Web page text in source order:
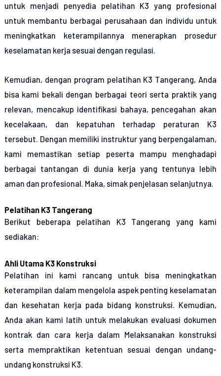
untuk menjadi penyedia pelatihan K3 yang profesional
untuk membantu berbagai perusahaan dan individu untuk
meningkatkan keterampilannya menerapkan prosedur
keselamatan kerja sesuai dengan regulasi.
Kemudian, dengan program pelatihan K3 Tangerang, Anda
bisa kami bekali dengan berbagai teori serta praktik yang
relevan, mencakup identifikasi bahaya, pencegahan akan
kecelakaan, dan kepatuhan terhadap peraturan K3
tersebut. Dengan memiliki instruktur yang berpengalaman,
kami memastikan setiap peserta mampu menghadapi
berbagai tantangan di dunia kerja yang tentunya lebih
aman dan profesional. Maka, simak penjelasan selanjutnya.
Pelatihan K3 Tangerang
Berikut beberapa pelatihan K3 Tangerang yang kami
sediakan:
Ahli Utama K3 Konstruksi
Pelatihan ini kami rancang untuk bisa meningkatkan
keterampilan dalam mengelola aspek penting keselamatan
dan kesehatan kerja pada bidang konstruksi. Kemudian,
Anda akan kami latih untuk melakukan evaluasi dokumen
kontrak dan cara kerja dalam Melaksanakan konstruksi
serta mempraktikan ketentuan sesuai dengan undang-
undang konstruksi K3.